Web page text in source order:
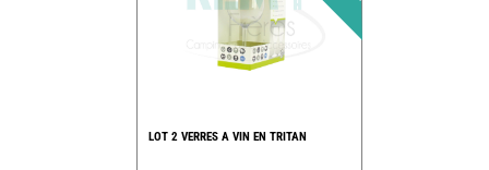
LOT 2 VERRES A VIN EN TRITAN